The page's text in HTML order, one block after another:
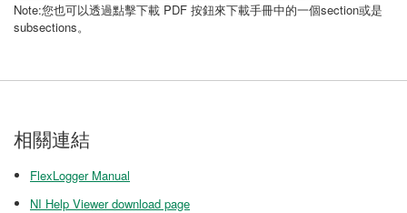
Note:您也可以透過點擊下載 PDF 按鈕來下載手冊中的一個section或是
subsections。
相關連結
FlexLogger Manual
NI Help Viewer download page